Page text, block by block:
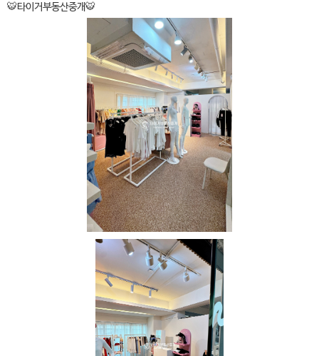
🐯타이거부동산중개🐯